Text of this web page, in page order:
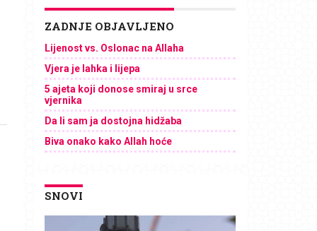
ZADNJE OBJAVLJENO
Lijenost vs. Oslonac na Allaha
Vjera je lahka i lijepa
5 ajeta koji donose smiraj u srce
vjernika
Da li sam ja dostojna hidžaba
Biva onako kako Allah hoće
SNOVI